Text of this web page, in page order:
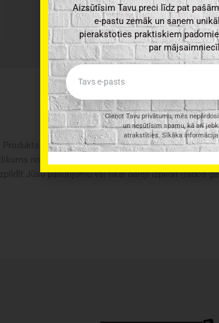
apraksts ir vispārīgs, tajā ne vienmēr ir
Jūsu pasūtījumu vai tikai daļēji izpildīt (tādos
Aizsūtīsim Tavu preci līdz pat
e-pastu zemāk un saņem
pierakstoties praktiskiem
par
Email
Cienot Tavu privātumu, mēs
un nesūtīsim spamu, kā arī
atrakstīties. Sīkāka